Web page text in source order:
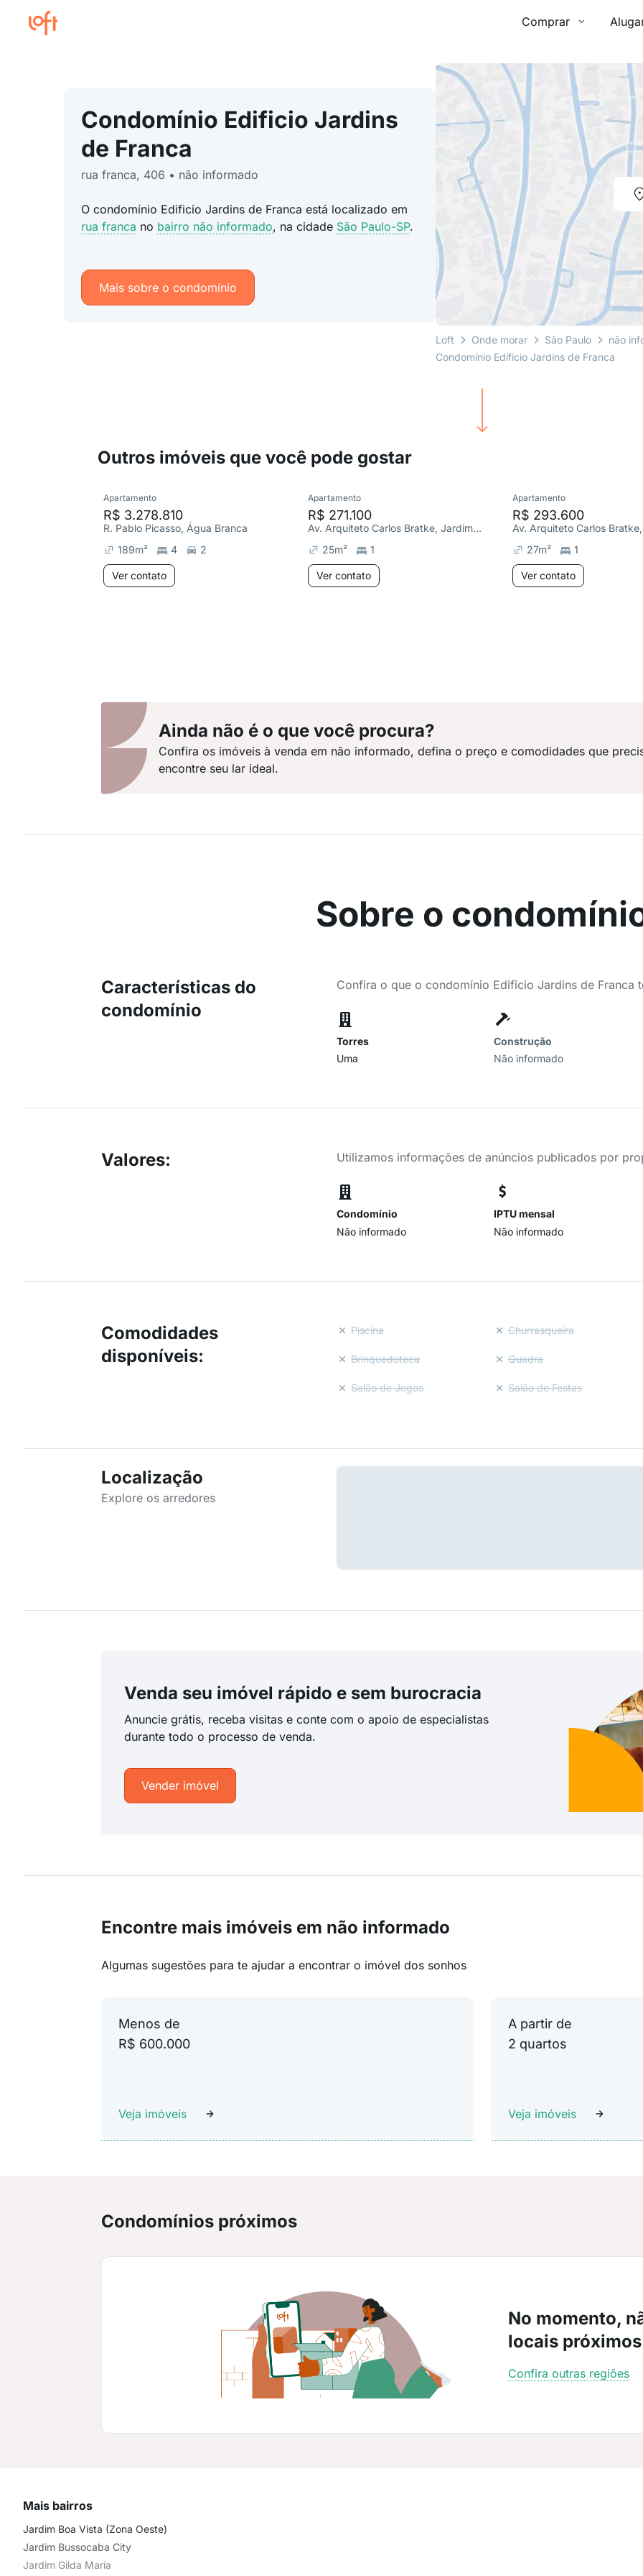
Comprar
Condomínio Edificio Jardins
de Franca
rua franca, 406 • não informado
O condomínio Edificio Jardins de Franca está localizado em
rua franca no bairro não informado, na cidade São Paulo-SP.
Mais sobre o condomínio
Loft Onde morar São Paulo não
Condomínio Edificio Jardins de Franca
Outros imóveis que você pode gostar
Apartamento
R$ 3.278.810
R. Pablo Picasso, Água Branca
189m² 4 2
Ver contato
Apartamento
R$ 271.100
Av. Arquiteto Carlos Bratke, Jardim Caravelas
25m² 1
Ver contato
Apartamento
R$ 293.600
27m² 1
Ver contato
Ainda não é o que você procura?
Confira os imóveis à venda em não informado, defina o preço e comodidades que
encontre seu lar ideal.
Sobre o
Características do
condomínio
Confira o que o condomínio Edificio Jardins de Franca
Torres
Uma
Construção
Não informado
Valores: Utilizamos informações de anúncios publicados por
Condomínio
Não informado
IPTU mensal
Não informado
Comodidades
disponíveis:
Piscina Churrasqueira
Brinquedoteca Quadra
Salão de Jogos Salão de Festas
Localização
Explore os arredores
Venda seu imóvel rápido e sem burocracia
Anuncie grátis, receba visitas e conte com o apoio de especialistas
durante todo o processo de venda.
Vender imóvel
Encontre mais imóveis em não informado
Algumas sugestões para te ajudar a encontrar o imóvel dos sonhos
Menos de
R$ 600.000
Veja imóveis
A partir de
2 quartos
Veja imóveis
Condomínios próximos
No momento,
locais
Confira outras regiões
Mais bairros
Jardim Boa Vista (Zona Oeste)
Jardim Bussocaba City
Jardim Gilda Maria